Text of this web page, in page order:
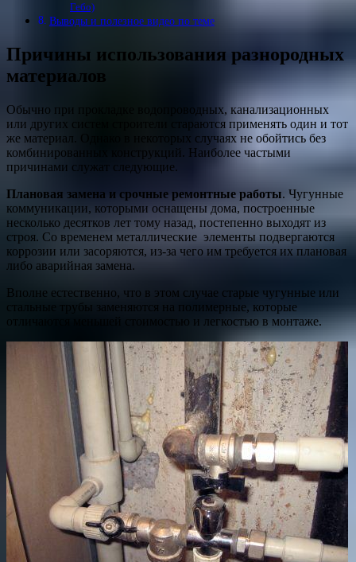
Гебо)
Выводы и полезное видео по теме
Причины использования разнородных
материалов
Обычно при прокладке водопроводных, канализационных
или других систем строители стараются применять один и тот
же материал. Однако в некоторых случаях не обойтись без
комбинированных конструкций. Наиболее частыми
причинами служат следующие.
Плановая замена и срочные ремонтные работы. Чугунные
коммуникации, которыми оснащены дома, построенные
несколько десятков лет тому назад, постепенно выходят из
строя. Со временем металлические элементы подвергаются
коррозии или засоряются, из-за чего им требуется их плановая
либо аварийная замена.
Вполне естественно, что в этом случае старые чугунные или
стальные трубы заменяются на полимерные, которые
отличаются меньшей стоимостью и легкостью в монтаже.